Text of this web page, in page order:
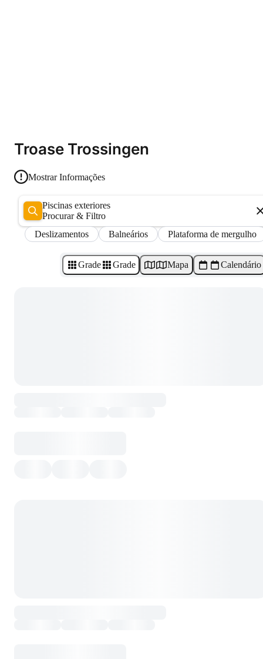
Troase Trossingen
Mostrar Informações
piscinas exteriores
Procurar & Filtro
Deslizamentos
Balneários Plataforma de mergulho
Grade Grade Mapa Calendário